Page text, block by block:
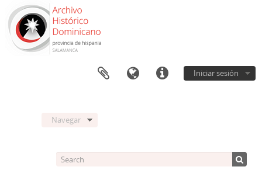
Iniciar sesión
Navegar